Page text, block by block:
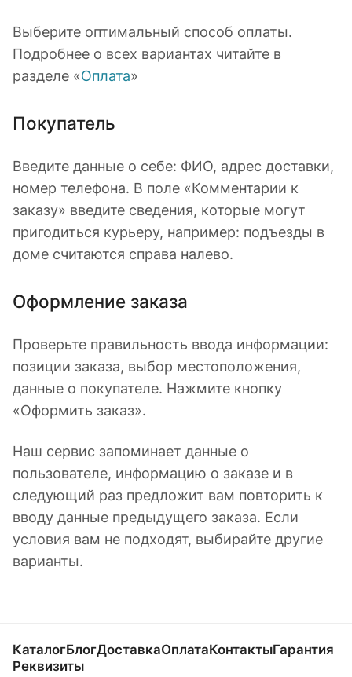
Выберите оптимальный способ оплаты.
Подробнее о всех вариантах читайте в
разделе «Оплата»
Покупатель
Введите данные о себе: ФИО, адрес доставки,
номер телефона. В поле «Комментарии к
заказу» введите сведения, которые могут
пригодиться курьеру, например: подъезды в
доме считаются справа налево.
Оформление заказа
Проверьте правильность ввода информации:
позиции заказа, выбор местоположения,
данные о покупателе. Нажмите кнопку
«Оформить заказ».
Наш сервис запоминает данные о
пользователе, информацию о заказе и в
следующий раз предложит вам повторить к
вводу данные предыдущего заказа. Если
условия вам не подходят, выбирайте другие
варианты.
КаталогБлогДоставкаОплатаКонтактыГарантия
Реквизиты